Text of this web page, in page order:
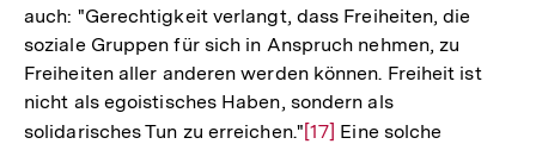
auch: "Gerechtigkeit verlangt, dass Freiheiten, die
soziale Gruppen für sich in Anspruch nehmen, zu
Freiheiten aller anderen werden können. Freiheit ist
nicht als egoistisches Haben, sondern als
solidarisches Tun zu erreichen."Zur
[17] Eine solche